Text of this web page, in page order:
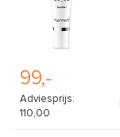
99,-
Adviesprijs:
110,00